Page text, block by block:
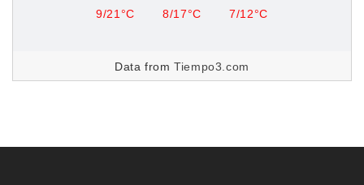
9/21°C 8/17°C 7/12°C
Data fromTiempo3.com